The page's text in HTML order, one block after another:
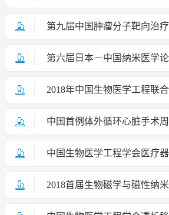
第九届中国肿瘤分子靶向治
第六届日本－中国纳米医学